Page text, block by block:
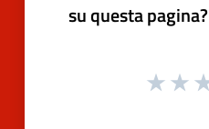
su questa pagina?